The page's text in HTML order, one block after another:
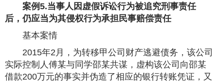
案例5.当事人因虚假诉讼行为被追究刑事责任
后，仍应当为其侵权行为承担民事赔偿责任
基本案情
2015年2月，为转移甲公司财产逃避债务，该公司
实际控制人傅某与同学邵某共谋，虚构该公司向邵某
借款200万元的事实并伪造了相应的银行转账凭证，又